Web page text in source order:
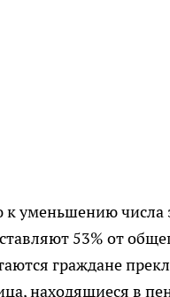
уменьшению числа
53% от
граждане
находящиеся в